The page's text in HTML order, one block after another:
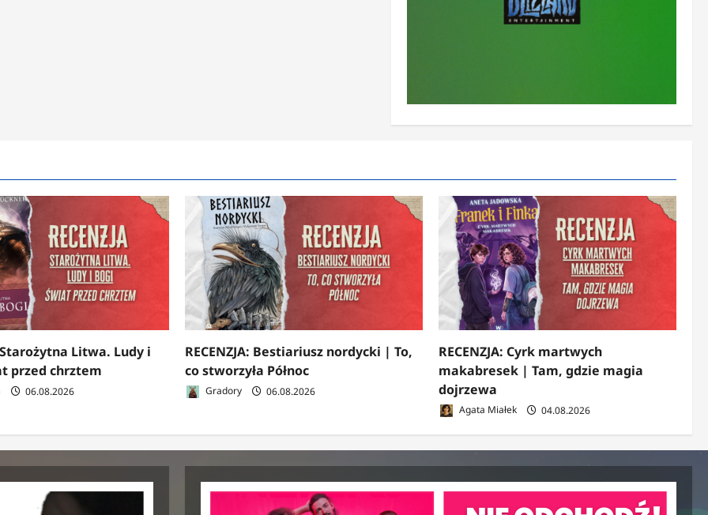
Starożytna Litwa. Ludy i
przed chrztem
06.08.2026
RECENZJA: Bestiariusz nordycki | To,
co stworzyła Północ
Gradory 06.08.2026
RECENZJA: Cyrk martwych
makabresek | Tam, gdzie magia
dojrzewa
Agata Miałek 04.08.2026